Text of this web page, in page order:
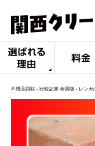
選ばれる
理由
料金
不用品回収 比較記事 全国版 レンガ